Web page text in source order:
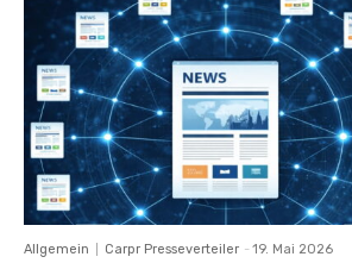
Allgemein Carpr Presseverteiler - 19. Mai 2026